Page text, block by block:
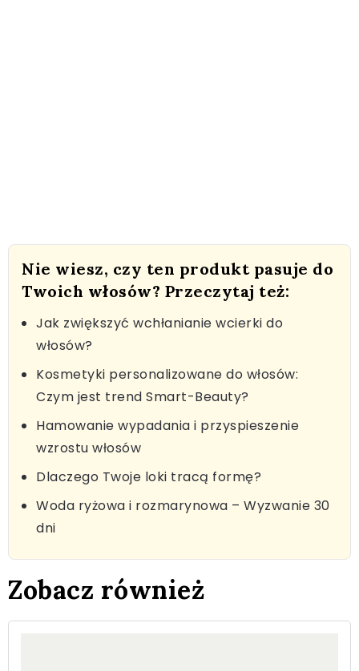
Nie wiesz, czy ten produkt pasuje do
Twoich włosów? Przeczytaj też:
Jak zwiększyć wchłanianie wcierki do
włosów?
Kosmetyki personalizowane do włosów:
Czym jest trend Smart-Beauty?
Hamowanie wypadania i przyspieszenie
wzrostu włosów
Dlaczego Twoje loki tracą formę?
Woda ryżowa i rozmarynowa – Wyzwanie 30
dni
Zobacz również